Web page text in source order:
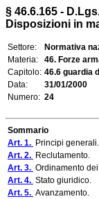
§ 46.6.165 -
Disposizioni in
Settore:
Normativa
Materia:
46. Forze
Capitolo: 46.6 guardia
Data:
31/01/2000
Numero: 24
Sommario
Art. 1. Principi generali.
Art. 2. Reclutamento.
Art. 3. Ordinamento
Art. 4. Stato giuridico.
Art. 5. Avanzamento.